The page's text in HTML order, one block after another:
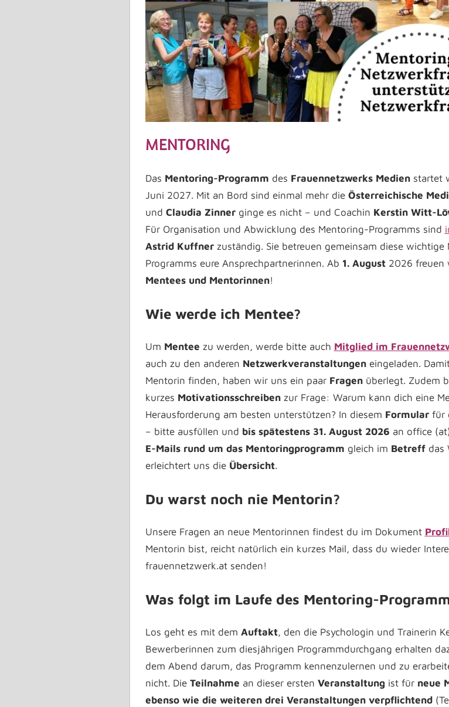
MENTORING
Das Mentoring-Programm des Frauennetzwerks Medienstartet
Juni 2027. Mit an Bord sind einmal mehr die Österreichische
und Claudia Zinnerginge es nicht – und Coachin Kerstin Witt-
Für Organisation und Abwicklung des Mentoring-Programms sind
Astrid Kuffnerzuständig. Sie betreuen gemeinsam diese
Programms eure Ansprechpartnerinnen. Ab 1. August2026 freuen
Mentees und Mentorinnen!
Wie werde ich Mentee?
Um Mentee zu werden, werde bitte auch Mitglied im
auch zu den anderen Netzwerkveranstaltungeneingeladen.
Mentorin finden, haben wir uns ein paar Fragenüberlegt. Zudem
kurzes Motivationsschreiben zur Frage: Warum kann dich eine
Herausforderung am besten unterstützen? In diesem Formularfür
– bitte ausfüllen und bis spätestens 31. August 2026 an office
E-Mails rund um das Mentoringprogramm gleich im Betreffdas
erleichtert uns die Übersicht.
Du warst noch nie Mentorin?
Unsere Fragen an neue Mentorinnen findest du im Dokument
Mentorin bist, reicht natürlich ein kurzes Mail, dass du wieder
frauennetzwerk.at senden!
Was folgt im Laufe des Mentoring-
Los geht es mit dem Auftakt, den die Psychologin und Trainerin
Bewerberinnen zum diesjährigen Programmdurchgang erhalten
dem Abend darum, das Programm kennenzulernen und zu
nicht. Die Teilnahme an dieser ersten Veranstaltung ist für neue
ebenso wie die weiteren drei Veranstaltungen verpflichtend